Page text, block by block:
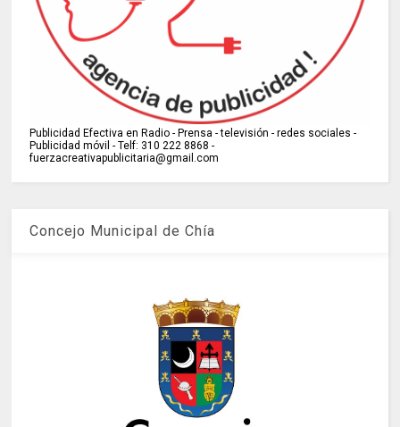
Publicidad Efectiva en Radio - Prensa - televisión - redes sociales -
Publicidad móvil - Telf: 310 222 8868 -
fuerzacreativapublicitaria@gmail.com
Concejo Municipal de Chía